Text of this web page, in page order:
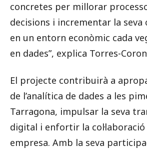
concretes per millorar
decisions i incrementar la
en un entorn econòmic cada
en dades”, explica Torres-
El projecte contribuirà a
de l’analítica de dades a les
Tarragona, impulsar la seva
digital i enfortir la
empresa. Amb la seva